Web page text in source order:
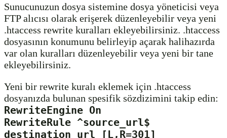
Sunucunuzun dosya sistemine dosya yöneticisi veya
FTP alıcısı olarak erişerek düzenleyebilir veya yeni
.htaccess rewrite kuralları ekleyebilirsiniz. .htaccess
dosyasının konumunu belirleyip açarak halihazırda
var olan kuralları düzenleyebilir veya yeni bir tane
ekleyebilirsiniz.
Yeni bir rewrite kuralı eklemek için .htaccess
dosyanızda bulunan spesifik sözdizimini takip edin:
RewriteEngine On
RewriteRule ^source_url$
destination_url [L,R=301]